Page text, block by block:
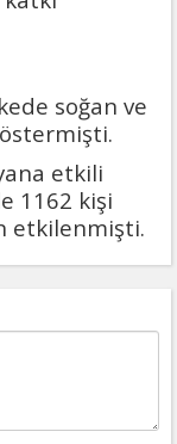
soğan ve
etkili
1162 kişi
etkilenmişti.